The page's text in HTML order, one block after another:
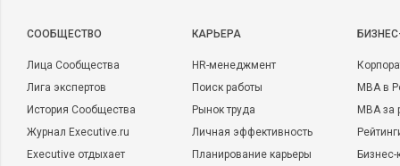
CООБЩЕСТВО
Лица Сообщества
Лига экспертов
История Сообщества
Журнал Executive.ru
Executive отдыхает
КАРЬЕРА
HR-менеджмент
Поиск работы
Рынок труда
Личная эффективность
Планирование карьеры
MBA в
MBA
Бизнес-